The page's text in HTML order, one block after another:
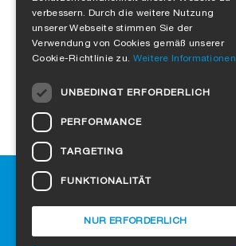
Hilfe
SIGA-Fachhändler finden
Häufig gestellte Fragen
FRENCH
DANISH
verbessern. Durch die weitere Nutzung
unserer Webseite stimmen Sie der
Verwendung von Cookies gemäß unserer
Cookie-Richtlinie zu. Weitere Informationen
UNBEDINGT ERFORDERLICH
PERFORMANCE
TARGETING
FUNKTIONALITÄT
NUR ERFORDERLICH